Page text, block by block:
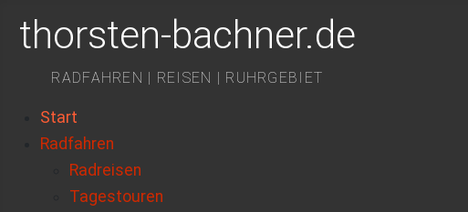
thorsten-bachner.de
RADFAHREN | REISEN | RUHRGEBIET
Start
Radfahren
Radreisen
Tagestouren